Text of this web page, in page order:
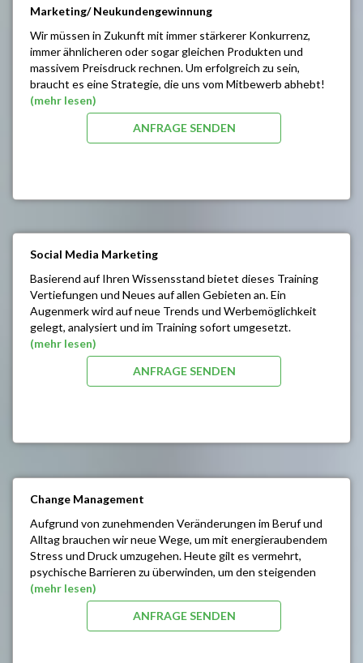
Marketing/ Neukundengewinnung
Wir müssen in Zukunft mit immer stärkerer Konkurrenz,
immer ähnlicheren oder sogar gleichen Produkten und
massivem Preisdruck rechnen. Um erfolgreich zu sein,
braucht es eine Strategie, die uns vom Mitbewerb abhebt!
Nur mit ganzheitlichen Strategien kann man sich auf die
nächsten Jahre vorbereiten!
Mehr Erfolg durch bessere Produktkonzepte
Zielgenaues Ansprechen von Konsumenten ohne
Marktlücken und Chancen erkennen
Förderung der Uniquness
Unterschiede zum Mitbewerb finden
Den Einsatz von Marketinginstrumenten lernen
(mehr lesen)
ANFRAGE SENDEN
Social Media Marketing
Basierend auf Ihren Wissensstand bietet dieses Training
Vertiefungen und Neues auf allen Gebieten an. Ein
Augenmerk wird auf neue Trends und Werbemöglichkeit
gelegt, analysiert und im Training sofort umgesetzt.
SEMINARINHALTE/ZIELE:
Optimierung des Bekanntheitsgrades
Mehr Traffic auf Ihrer Website
(mehr lesen)
ANFRAGE SENDEN
Change Management
Aufgrund von zunehmenden Veränderungen im Beruf und
Alltag brauchen wir neue Wege, um mit energieraubendem
Stress und Druck umzugehen. Heute gilt es vermehrt,
psychische Barrieren zu überwinden, um den steigenden
Anforderungen an die eigene Person gerecht zu werden.
Zur Bewältigung Ihrer inneren Konflikte und zur effektiven
(mehr lesen)
ANFRAGE SENDEN